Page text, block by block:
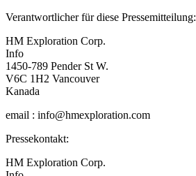
Verantwortlicher für diese Pressemitteilung:
HM Exploration Corp.
Info
1450-789 Pender St W.
V6C 1H2 Vancouver
Kanada
email : info@hmexploration.com
Pressekontakt:
HM Exploration Corp.